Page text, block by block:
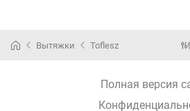
Вытяжки Toflesz
Полная версия